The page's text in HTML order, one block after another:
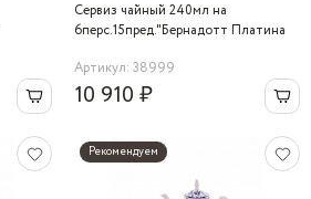
Сервиз чайный 240мл на
6перс.15пред."Бернадотт Платина
Артикул: 38999
10 910 ₽
Рекомендуем